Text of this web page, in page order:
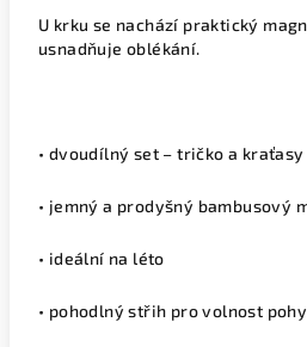
U krku se nachází praktický
usnadňuje oblékání.
• dvoudílný set – tričko a kraťasy
• jemný a prodyšný bambusový
• ideální na léto
• pohodlný střih pro volnost